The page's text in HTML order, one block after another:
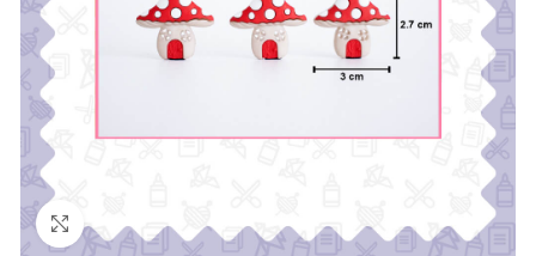
Click para agrandar